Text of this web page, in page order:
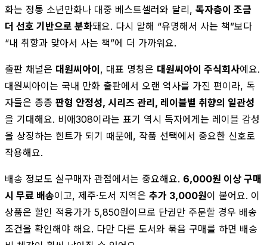
화는 정통 소년만화나 대중 베스트셀러와 달리, 독자층이 조금
더 선호 기반으로 분화돼요. 다시 말해 “유명해서 사는 책”보다
“내 취향과 맞아서 사는 책”에 더 가까워요.
출판 채널은 대원씨아이, 대표 명칭은 대원씨아이 주식회사예요.
대원씨아이는 국내 만화 출판에서 오랜 역사를 가진 편이라, 독
자들은 종종 판형 안정성, 시리즈 관리, 레이블별 취향의 일관성
을 기대해요. 비애308이라는 표기 역시 독자에게는 레이블 감성
을 상징하는 힌트가 되기 때문에, 작품 선택에서 중요한 신호로
작용해요.
배송 정보도 실구매자 관점에서는 중요해요. 6,000원 이상 구매
시 무료 배송이고, 제주·도서 지역은 추가 3,000원이 붙어요. 이
상품은 할인 적용가가 5,850원이므로 단권만 주문할 경우 배송
조건을 확인해야 해요. 다만 다른 도서와 묶음 구매를 하면 배송